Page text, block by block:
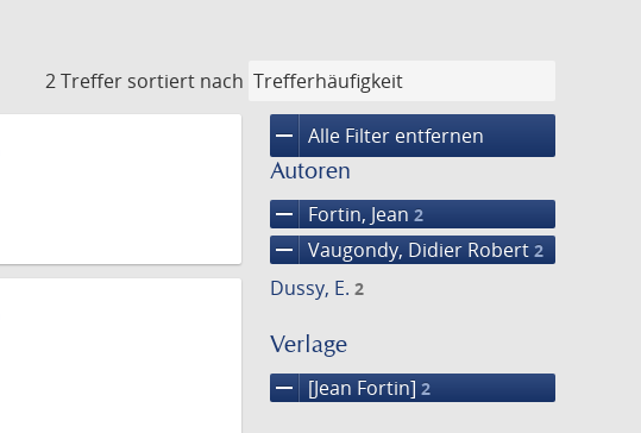
2 Treffer sortiert nach
remove Alle Filter entfernen
Autoren
remove Fortin, Jean 2
remove Vaugondy, Didier Robert 2
Dussy, E. 2
Verlage
remove [Jean Fortin] 2